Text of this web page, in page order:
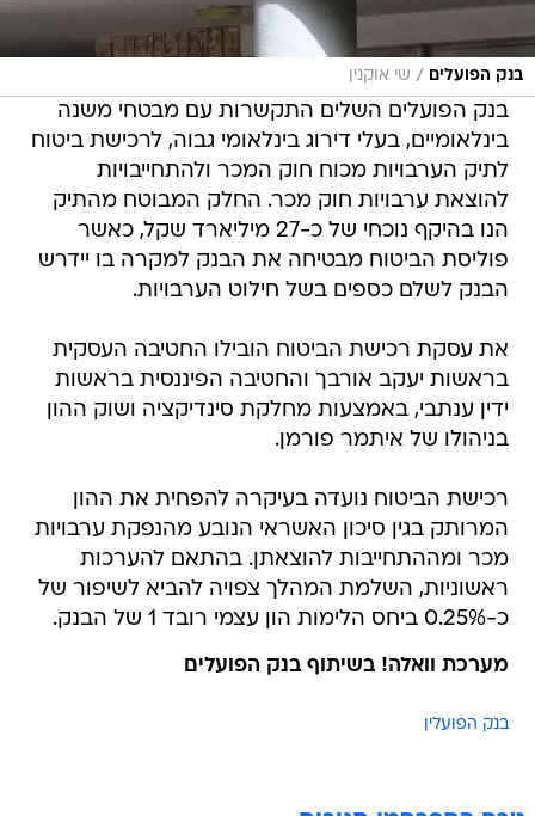
בנק הפועלים / שי אוקנין
בנק הפועלים השלים התקשרות עם מבטחי משנה
בינלאומיים, בעלי דירוג בינלאומי גבוה, לרכישת ביטוח
לתיק הערבויות מכוח חוק המכר ולהתחייבויות
להוצאת ערבויות חוק מכר. החלק המבוטח מהתיק
הנו בהיקף נוכחי של כ-27 מיליארד שקל, כאשר
פוליסת הביטוח מבטיחה את הבנק למקרה בו יידרש
הבנק לשלם כספים בשל חילוט הערבויות.
את עסקת רכישת הביטוח הובילו החטיבה העסקית
ידין ענתבי, באמצעות מחלקת סינדיקציה ושוק ההון
בניהולו של איתמר פורמן.
רכישת הביטוח נועדה בעיקרה להפחית את ההון
מכר ומההתחייבות להוצאתן. בהתאם להערכות
ראשוניות, השלמת המהלך צפויה להביא לשיפור של
כ-0.25% ביחס הלימות הון עצמי רובד 1 של הבנק.
מערכת וואלה! בשיתוף בנק הפועלים
בנק הפועלין